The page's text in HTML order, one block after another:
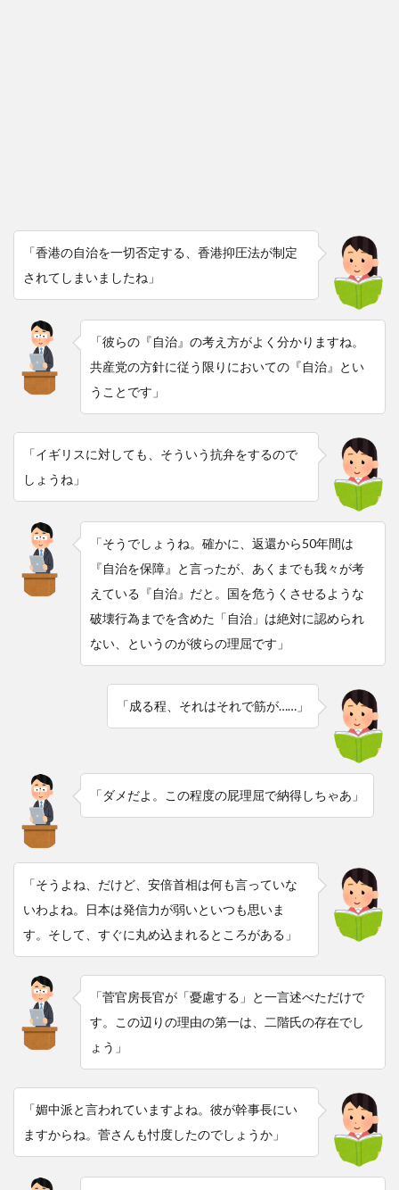
「香港の自治を一切否定する、香港抑圧法が制定
されてしまいましたね」
「彼らの『自治』の考え方がよく分かりますね。
共産党の方針に従う限りにおいての『自治』とい
うことです」
「イギリスに対しても、そういう抗弁をするので
しょうね」
「そうでしょうね。確かに、返還から50年間は
『自治を保障』と言ったが、あくまでも我々が考
えている『自治』だと。国を危うくさせるような
破壊行為までを含めた「自治」は絶対に認められ
ない、というのが彼らの理屈です」
「成る程、それはそれで筋が……」
「ダメだよ。この程度の屁理屈で納得しちゃあ」
「そうよね、だけど、安倍首相は何も言っていな
いわよね。日本は発信力が弱いといつも思いま
す。そして、すぐに丸め込まれるところがある」
「菅官房長官が「憂慮する」と一言述べただけで
す。この辺りの理由の第一は、二階氏の存在でし
ょう」
「媚中派と言われていますよね。彼が幹事長にい
ますからね。菅さんも忖度したのでしょうか」